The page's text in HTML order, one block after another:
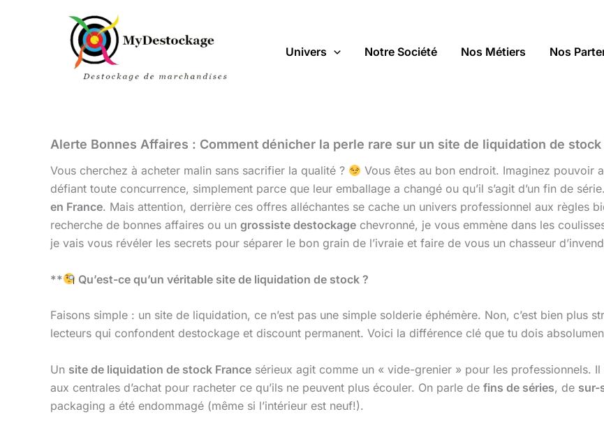
Univers Notre Société Nos Métiers Nos
Alerte Bonnes Affaires : Comment dénicher la perle rare sur un site de liquidation de
Vous cherchez à acheter malin sans sacrifier la qualité ?
Vous êtes au bon endroit. Imaginez pouvoir
défiant toute concurrence, simplement parce que leur emballage a changé ou qu’il s’agit d’un fin de
en France. Mais attention, derrière ces offres alléchantes se cache un univers professionnel aux règles
recherche de bonnes affaires ou un grossiste destockage chevronné, je vous emmène dans les
je vais vous révéler les secrets pour séparer le bon grain de l’ivraie et faire de vous un chasseur
** Qu’est-ce qu’un véritable site de liquidation de stock ?
Faisons simple : un site de liquidation, ce n’est pas une simple solderie éphémère. Non, c’est bien plus
lecteurs qui confondent destockage et discount permanent. Voici la différence clé que tu dois
Un site de liquidation de stock France sérieux agit comme un « vide-grenier » pour les professionnels.
aux centrales d’achat pour racheter ce qu’ils ne peuvent plus écouler. On parle de fins de séries, de sur-
packaging a été endommagé (même si l’intérieur est neuf!).